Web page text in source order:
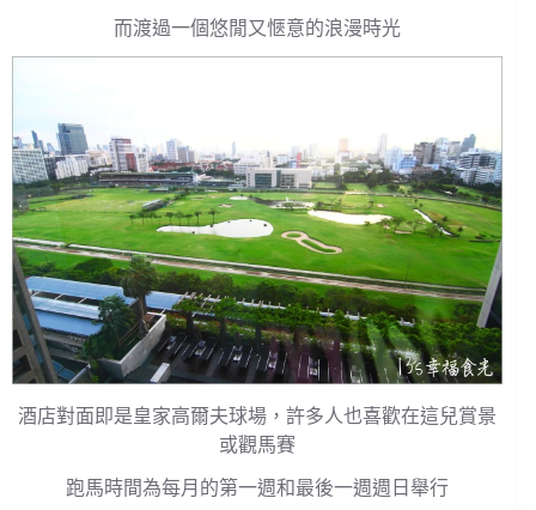
而渡過一個悠閒又愜意的浪漫時光
酒店對面即是皇家高爾夫球場，許多人也喜歡在這兒賞景
或觀馬賽
跑馬時間為每月的第一週和最後一週週日舉行